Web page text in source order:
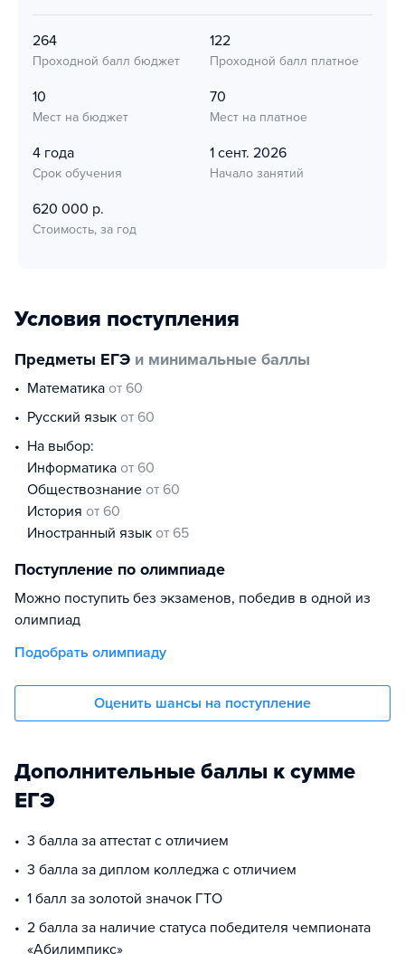
264
Проходной балл бюджет
122
Проходной балл платное
10
Мест на бюджет
70
Мест на платное
4 года
Срок обучения
1 сент. 2026
Начало занятий
620 000 р.
Стоимость, за год
Условия поступления
Предметы ЕГЭ и минимальные баллы
математика от 60
русский язык от 60
На выбор:
информатика от 60
обществознание от 60
история от 60
иностранный язык от 65
Поступление по олимпиаде
Можно поступить без экзаменов, победив в одной из
олимпиад
Подобрать олимпиаду
Оценить шансы на поступление
Дополнительные баллы к сумме
ЕГЭ
3 балла за аттестат с отличием
3 балла за диплом колледжа с отличием
1 балл за золотой значок ГТО
2 балла за наличие статуса победителя чемпионата
«Абилимпикс»